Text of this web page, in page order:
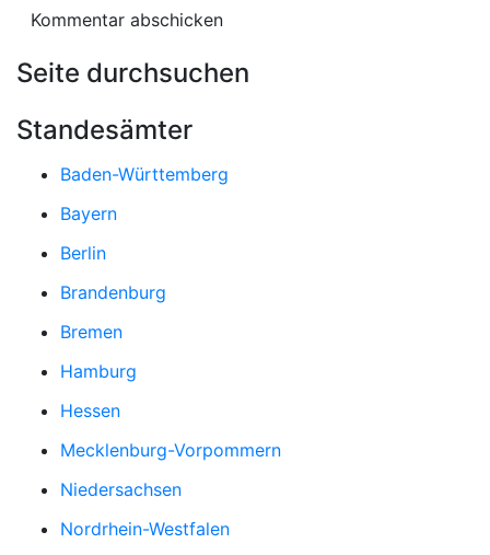
Seite durchsuchen
Standesämter
Baden-Württemberg
Bayern
Berlin
Brandenburg
Bremen
Hamburg
Hessen
Mecklenburg-Vorpommern
Niedersachsen
Nordrhein-Westfalen